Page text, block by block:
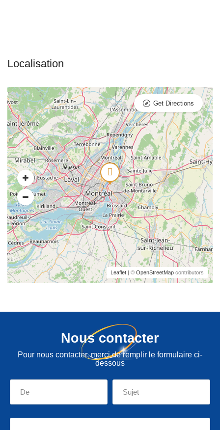
Leaflet | © OpenStreetMap contributors
Get Directions
Nous contacter
Pour nous contacter, merci de remplir le formulaire ci-
dessous